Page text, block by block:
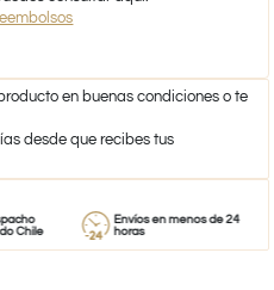
en buenas condiciones o te
desde que recibes tus
Envíos en menos de 24
horas